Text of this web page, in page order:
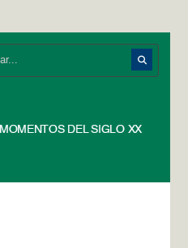
MOMENTOS DEL SIGLO XX